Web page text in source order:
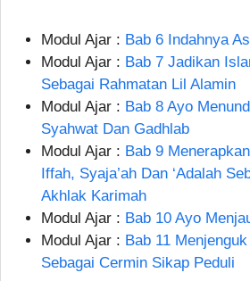
Modul Ajar : Bab 6 Indahnya
Modul Ajar : Bab 7 Jadikan
Sebagai Rahmatan Lil Alamin
Modul Ajar : Bab 8 Ayo
Syahwat Dan Gadhlab
Modul Ajar : Bab 9
Iffah, Syaja’ah Dan ‘Adalah
Akhlak Karimah
Modul Ajar : Bab 10 Ayo
Modul Ajar : Bab 11
Sebagai Cermin Sikap Peduli